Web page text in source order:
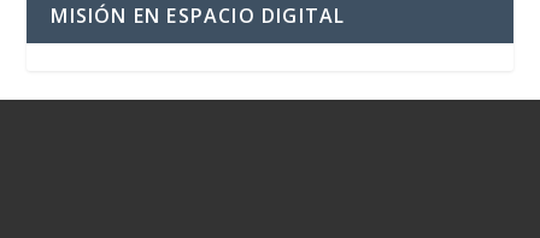
MISIÓN EN ESPACIO DIGITAL